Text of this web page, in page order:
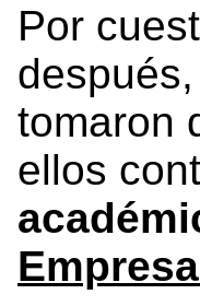
Por
tomaron
ellos